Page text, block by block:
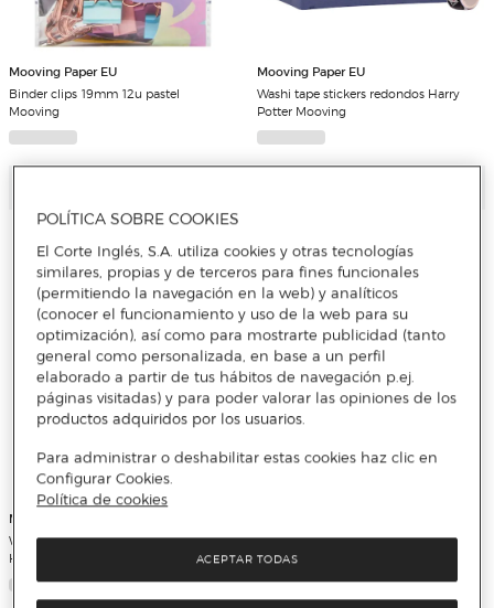
Mooving Paper EU
Binder clips 19mm 12u pastel
Mooving
Mooving Paper EU
Washi tape stickers redondos Harry
Potter Mooving
Mooving Paper EU
Washi tape 1,5 cm x 3 m. blister 3U
Harry Potter Mooving
Paper cliip jumbo x 1 HELLO KITTY
Mooving Paper
POLÍTICA SOBRE COOKIES
El Corte Inglés, S.A. utiliza cookies y otras tecnologías
similares, propias y de terceros para fines funcionales
(permitiendo la navegación en la web) y analíticos
(conocer el funcionamiento y uso de la web para su
optimización), así como para mostrarte publicidad (tanto
general como personalizada, en base a un perfil
elaborado a partir de tus hábitos de navegación p.ej.
páginas visitadas) y para poder valorar las opiniones de los
productos adquiridos por los usuarios.
Para administrar o deshabilitar estas cookies haz clic en
Configurar Cookies.
Política de cookies
ACEPTAR TODAS